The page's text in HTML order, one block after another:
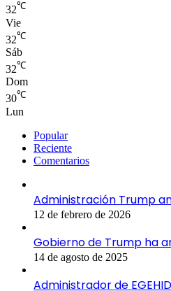
32℃
Vie
32℃
Sáb
32℃
Dom
30℃
Lun
Popular
Reciente
Comentarios
Administración Trump
12 de febrero de 2026
Gobierno de Trump ha
14 de agosto de 2025
Administrador de